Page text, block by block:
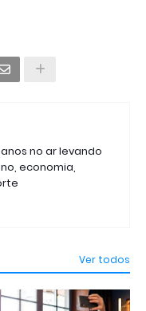
no ar levando
economia,
Ver todos